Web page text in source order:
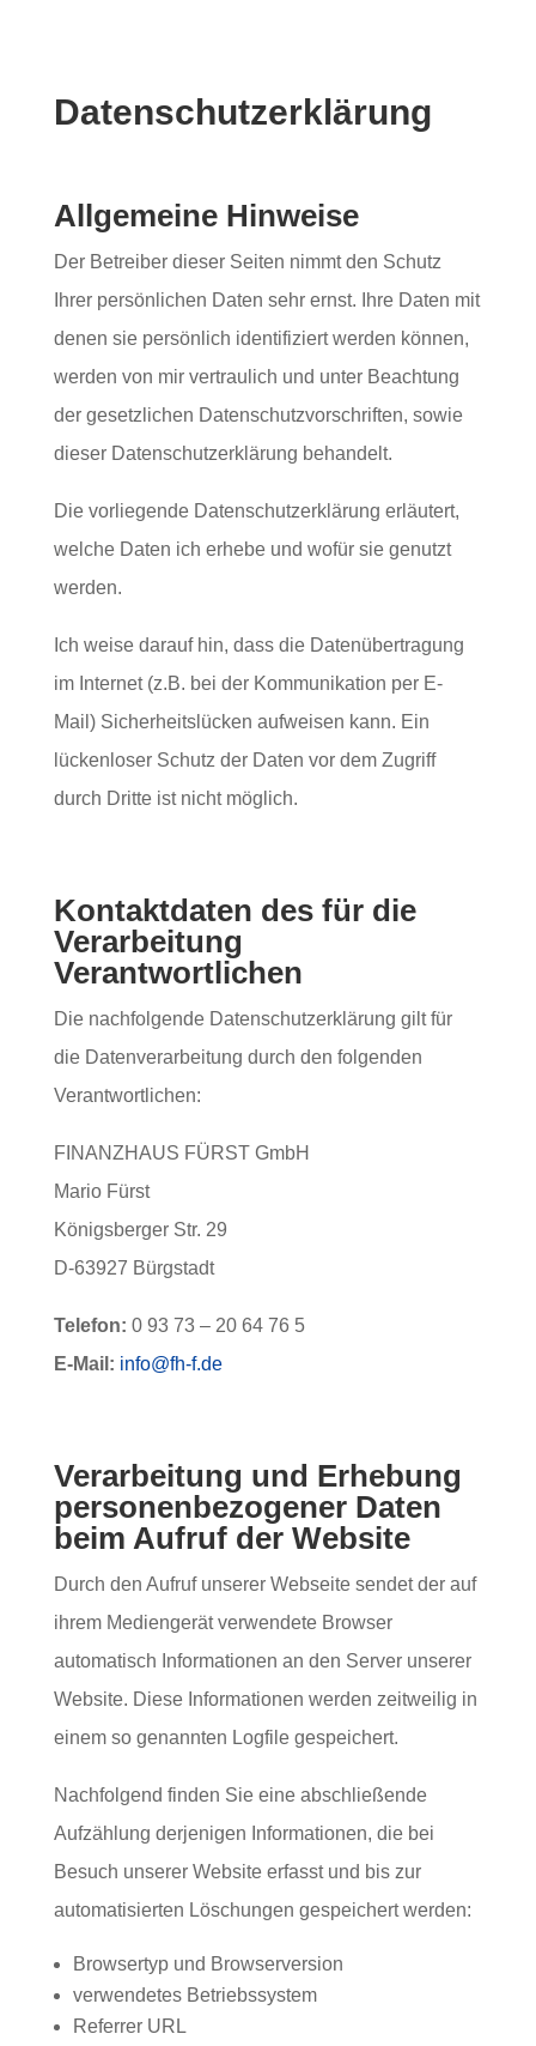
Datenschutz­erklärung
Allgemeine Hinweise
Der Betreiber dieser Seiten nimmt den Schutz
Ihrer persönlichen Daten sehr ernst. Ihre Daten mit
denen sie persönlich identifiziert werden können,
werden von mir vertraulich und unter Beachtung
der gesetzlichen Datenschutzvorschriften, sowie
dieser Datenschutzerklärung behandelt.
Die vorliegende Datenschutzerklärung erläutert,
welche Daten ich erhebe und wofür sie genutzt
werden.
Ich weise darauf hin, dass die Datenübertragung
im Internet (z.B. bei der Kommunikation per E-
Mail) Sicherheitslücken aufweisen kann. Ein
lückenloser Schutz der Daten vor dem Zugriff
durch Dritte ist nicht möglich.
Kontaktdaten des für die
Verarbeitung
Verantwortlichen
Die nachfolgende Datenschutzerklärung gilt für
die Datenverarbeitung durch den folgenden
Verantwortlichen:
FINANZHAUS FÜRST GmbH
Mario Fürst
Königsberger Str. 29
D-63927 Bürgstadt
Telefon: 0 93 73 – 20 64 76 5
E-Mail: info@fh-f.de
Verarbeitung und Erhebung
personenbezogener Daten
beim Aufruf der Website
Durch den Aufruf unserer Webseite sendet der auf
ihrem Mediengerät verwendete Browser
automatisch Informationen an den Server unserer
Website. Diese Informationen werden zeitweilig in
einem so genannten Logfile gespeichert.
Nachfolgend finden Sie eine abschließende
Aufzählung derjenigen Informationen, die bei
Besuch unserer Website erfasst und bis zur
automatisierten Löschungen gespeichert werden:
Browsertyp und Browserversion
verwendetes Betriebssystem
Referrer URL